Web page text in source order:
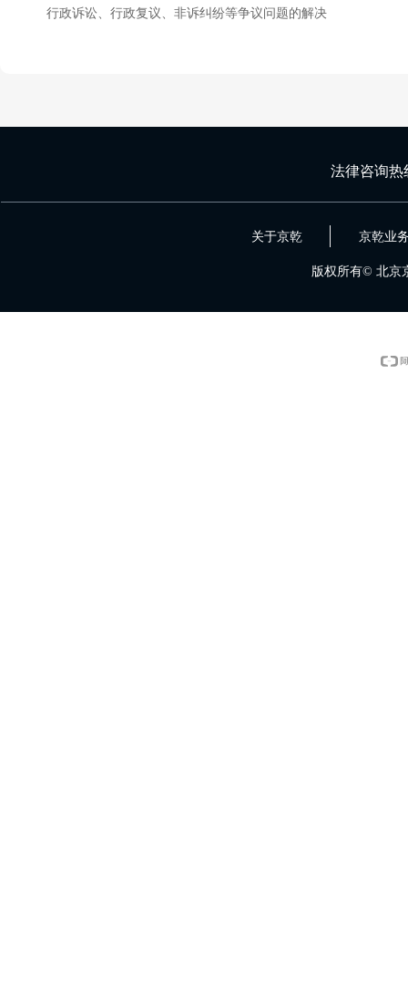
行政诉讼、行政复议、非诉纠纷等争议问题的解决
法律咨询热
版权所有© 北京
关于京乾 京乾业